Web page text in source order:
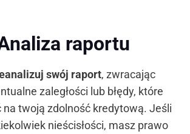
raportu
swój raport, zwracając
zaległości lub błędy, które
na twoją zdolność kredytową. Jeśli
nieścisłości, masz prawo